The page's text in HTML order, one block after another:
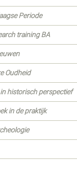
Periode
training BA
Oudheid
historisch perspectief
in de praktijk